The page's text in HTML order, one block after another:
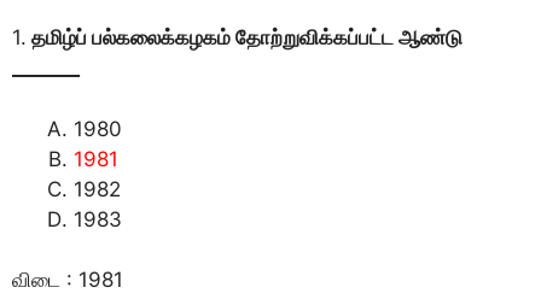
1. தமிழ்ப் பல்கலைக்கழகம் தோற்றுவிக்கப்பட்ட ஆண்டு
1980
1981
1982
1983
விடை : 1981